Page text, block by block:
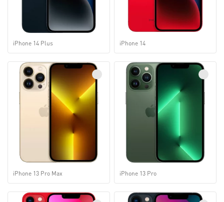
iPhone 14 Plus iPhone 14
iPhone 13 Pro Max iPhone 13 Pro